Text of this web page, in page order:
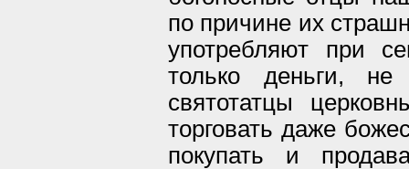
по причине их
употребляют при
только деньги,
святотатцы
торговать даже
покупать и